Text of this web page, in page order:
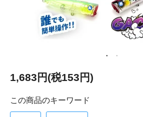
1,683円(税153円)
この商品のキーワード